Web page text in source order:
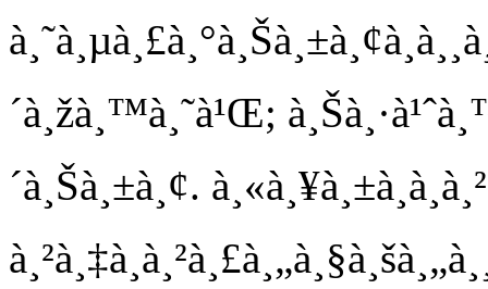
´à¸žà¸™à¸˜à¹Œ;
´à¸Šà¸±à¸¢.